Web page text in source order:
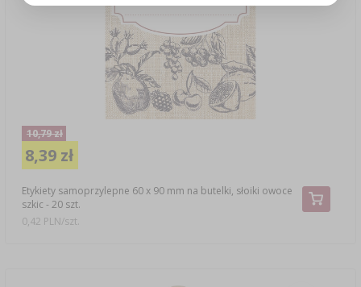
Etykiety samoprzylepne 60 x 90 mm na butelki, słoiki owoce
szkic - 20 szt.
10,79 zł
8,39 zł
0,42 PLN/szt.